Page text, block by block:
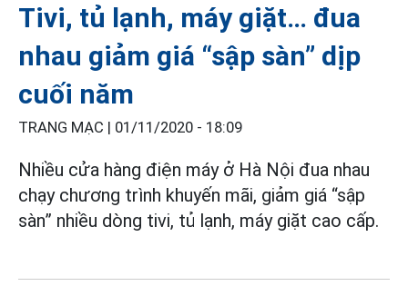
Tivi, tủ lạnh, máy giặt… đua
nhau giảm giá “sập sàn” dịp
cuối năm
TRANG MẠC | 01/11/2020 - 18:09
Nhiều cửa hàng điện máy ở Hà Nội đua nhau
chạy chương trình khuyến mãi, giảm giá “sập
sàn” nhiều dòng tivi, tủ lạnh, máy giặt cao cấp.